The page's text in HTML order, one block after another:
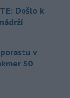
Došlo k
v
50